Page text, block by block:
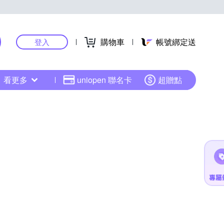
登入 購物車 帳號綁定送
看更多 uniopen 聯名卡 超贈點